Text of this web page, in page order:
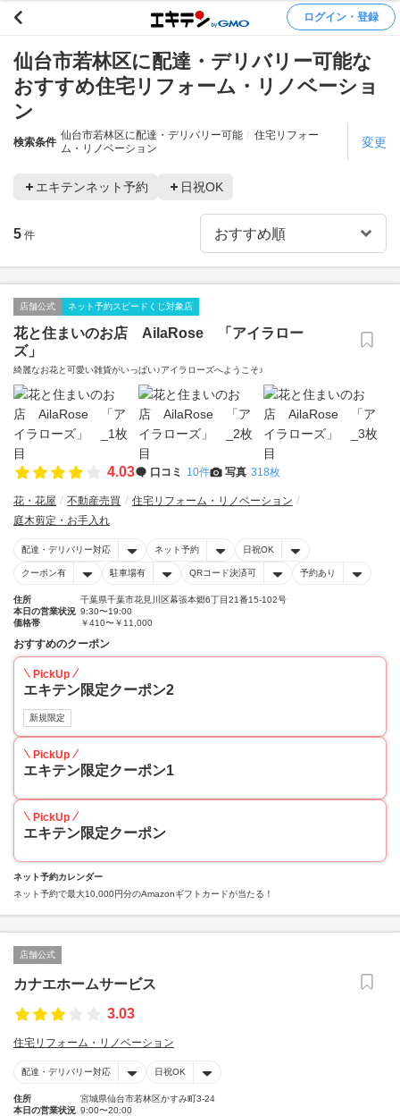
ログイン・登録
仙台市若林区に配達・デリバリー可能な
おすすめ住宅リフォーム・リノベーショ
ン
検索条件
仙台市若林区に配達・デリバリー可能
住宅リフォー
ム・リノベーション
変更
エキテンネット予約 日祝OK
5 件
店舗公式 ネット予約スピードくじ対象店
花と住まいのお店 AilaRose 「アイラロー
ズ」
綺麗なお花と可愛い雑貨がいっぱい♪アイラローズへようこそ♪
4.03 口コミ 10件 写真 318枚
花・花屋 不動産売買
住宅リフォーム・リノベーション
庭木剪定・お手入れ
配達・デリバリー対応 ネット予約 日祝OK
クーポン有 駐車場有 QRコード決済可 予約あり
住所
千葉県千葉市花見川区幕張本郷6丁目21番15-102号
本日の営業状況 9:30〜19:00
価格帯
￥410〜￥11,000
おすすめのクーポン
PickUp
エキテン限定クーポン2
新規限定
PickUp
エキテン限定クーポン1
PickUp
エキテン限定クーポン
ネット予約カレンダー
ネット予約で最大10,000円分のAmazonギフトカードが当たる！
店舗公式
カナエホームサービス
3.03
住宅リフォーム・リノベーション
配達・デリバリー対応 日祝OK
住所
宮城県仙台市若林区かすみ町3-24
本日の営業状況 9:00〜20:00